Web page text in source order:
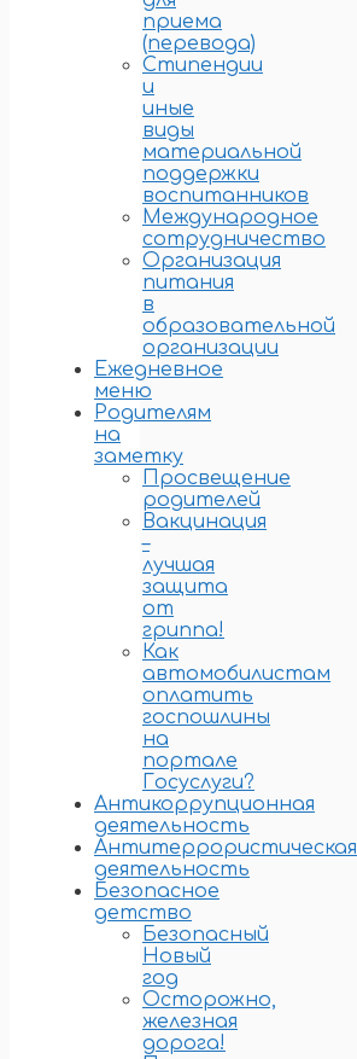
приема
(перевода)
Стипендии
и
иные
виды
материальной
поддержки
воспитанников
Международное
сотрудничество
Организация
питания
в
образовательной
организации
Ежедневное
меню
Родителям
на
заметку
Просвещение
родителей
Вакцинация
–
лучшая
защита
от
гриппа!
Как
автомобилистам
оплатить
госпошлины
на
портале
Госуслуги?
Антикоррупционная
деятельность
Антитеррористическая
деятельность
Безопасное
детство
Безопасный
Новый
год
Осторожно,
железная
дорога!